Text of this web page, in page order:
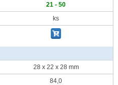
21 - 50
ks
28 x 22 x 28 mm
84,0